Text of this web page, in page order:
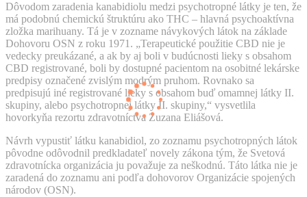
Dôvodom zaradenia kanabidiolu medzi psychotropné látky je ten, že
má podobnú chemickú štruktúru ako THC – hlavná psychoaktívna
zložka marihuany. Tá je v zozname návykových látok na základe
Dohovoru OSN z roku 1971. „Terapeutické použitie CBD nie je
vedecky preukázané, a ak by aj boli v budúcnosti lieky s obsahom
CBD registrované, boli by dostupné pacientom na osobitné lekárske
predpisy označené zvislým modrým pruhom. Rovnako sa
predpisujú iné registrované lieky s obsahom buď omamnej látky II.
skupiny, alebo psychotropnej látky II. skupiny,“ vysvetlila
hovorkyňa rezortu zdravotníctva Zuzana Eliášová.
Návrh vypustiť látku kanabidiol, zo zoznamu psychotropných látok
pôvodne odôvodnil predkladateľ novely zákona tým, že Svetová
zdravotnícka organizácia ju považuje za neškodnú. Táto látka nie je
zaradená do zoznamu ani podľa dohovorov Organizácie spojených
národov (OSN).